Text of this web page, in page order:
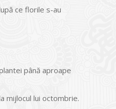
ce florile s-au
până aproape
mijlocul lui octombrie.